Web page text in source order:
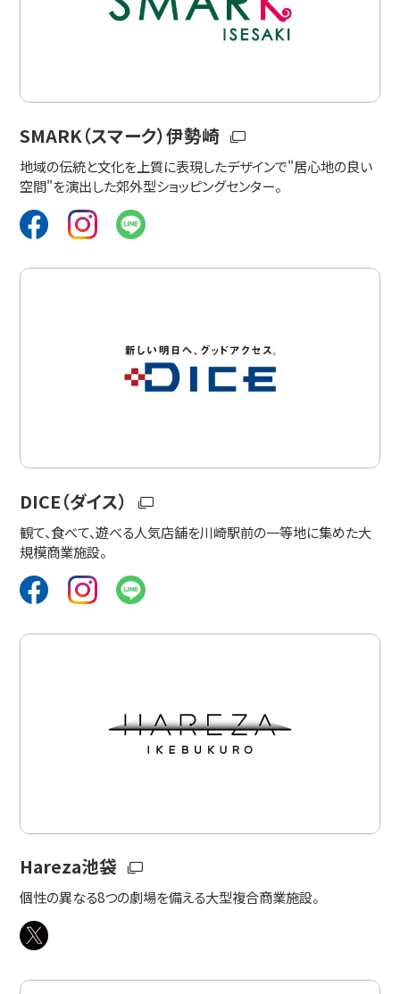
SMARK（スマーク）伊勢崎
地域の伝統と文化を上質に表現したデザインで"居心地の良い
空間"を演出した郊外型ショッピングセンター。
DICE（ダイス）
観て、食べて、遊べる人気店舗を川崎駅前の一等地に集めた大
規模商業施設。
Hareza池袋
個性の異なる8つの劇場を備える大型複合商業施設。